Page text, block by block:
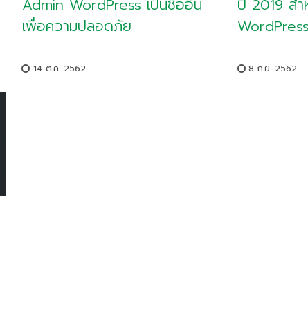
Admin WordPress เป็นชื่ออื่น
เพื่อความปลอดภัย
14 ต.ค. 2562
ปี 2019 สำ
8 ก.ย. 2562